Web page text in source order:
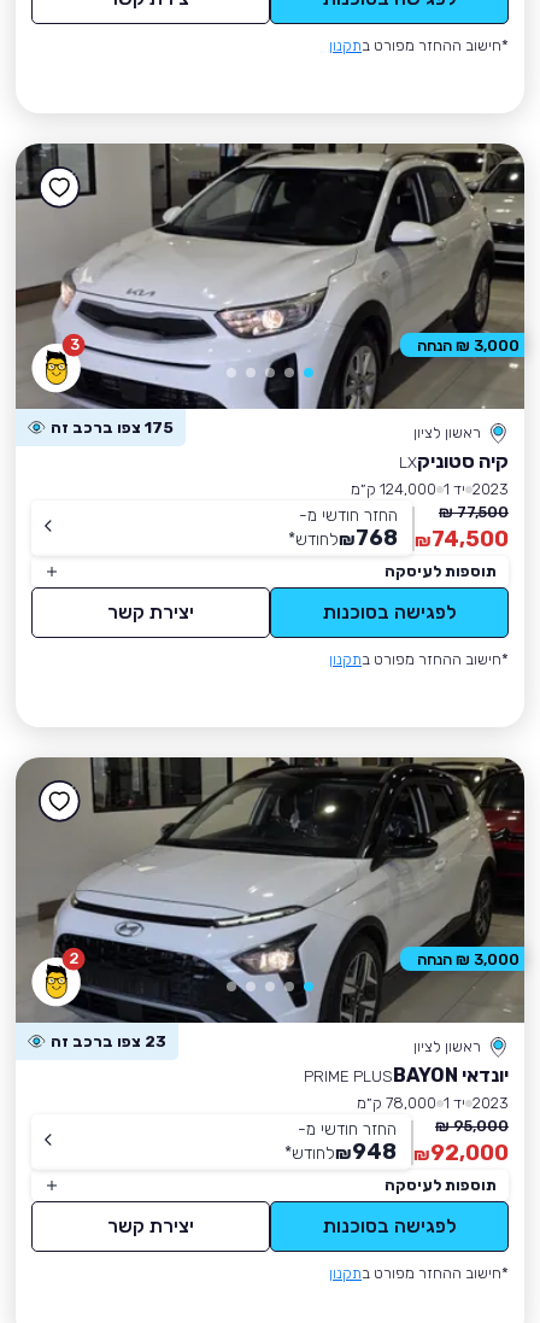
*חישוב ההחזר מפורט בתקנון
3
ראשון לציון 175 צפו ברכב זה
קיה סטוניקLX
2023 יד 1
124,000 ק״מ
77,500 ₪
74,500
₪
החזר חודשי מ-
768
₪לחודש*
תוספות לעיסקה
לפגישה בסוכנות יצירת קשר
*חישוב ההחזר מפורט בתקנון
3,000 ₪ הנחה
2
ראשון לציון 23 צפו ברכב זה
יונדאי BAYON
PRIME PLUS
2023 יד 1
78,000 ק״מ
95,000 ₪
92,000
₪
החזר חודשי מ-
948
₪לחודש*
תוספות לעיסקה
לפגישה בסוכנות יצירת קשר
*חישוב ההחזר מפורט בתקנון
3,000 ₪ הנחה